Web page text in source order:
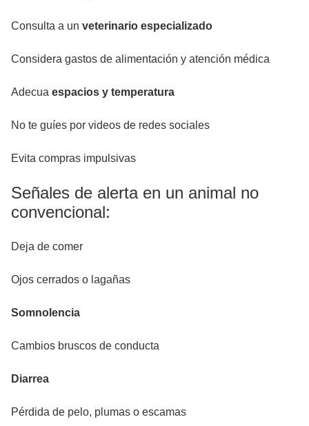
Consulta a un veterinario especializado
Considera gastos de alimentación y atención médica
Adecua espacios y temperatura
No te guíes por videos de redes sociales
Evita compras impulsivas
Señales de alerta en un animal no
convencional:
Deja de comer
Ojos cerrados o lagañas
Somnolencia
Cambios bruscos de conducta
Diarrea
Pérdida de pelo, plumas o escamas